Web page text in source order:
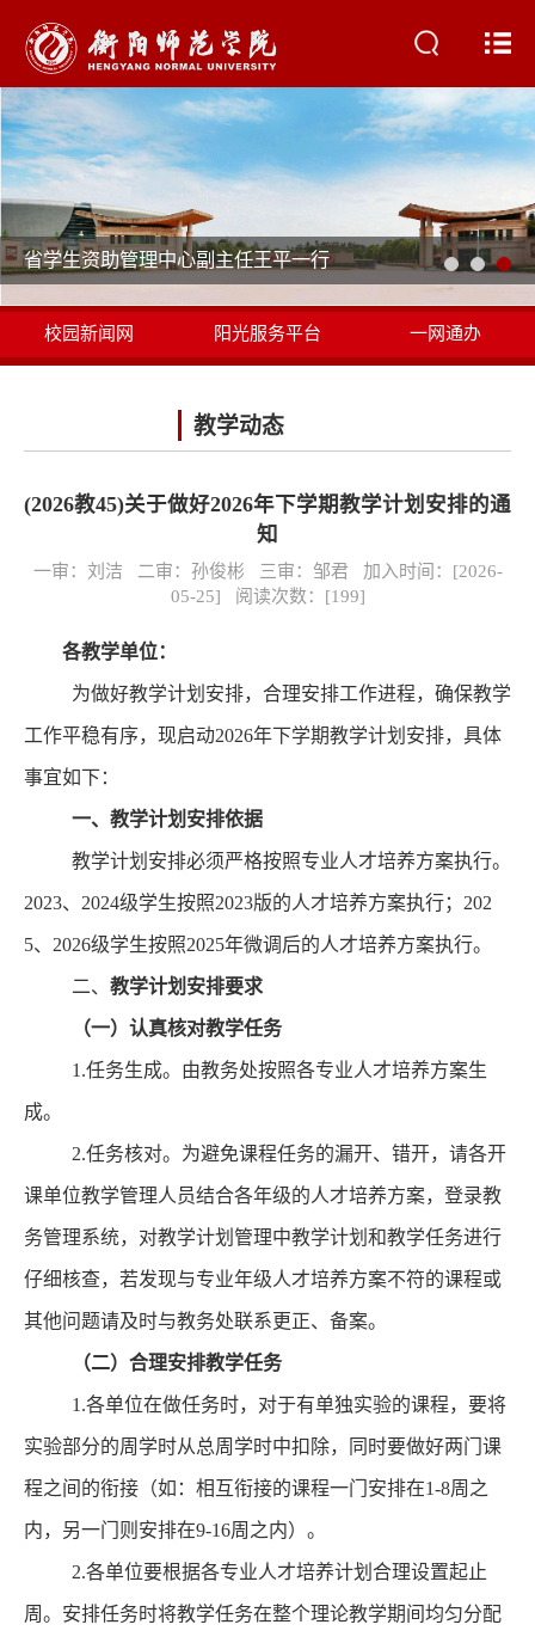
省学生资助管理中心副主任王平一行
校园新闻网 阳光服务平台 一网通办
教学动态
(2026教45)关于做好2026年下学期教学计划安排的通
知
一审：刘洁 二审：孙俊彬 三审：邹君 加入时间：[2026-
05-25] 阅读次数：[199]
各教学单位：
为做好教学计划安排，合理安排工作进程，确保教学
工作平稳有序，现启动2026年下学期教学计划安排，具体
事宜如下：
一、教学计划安排依据
教学计划安排必须严格按照专业人才培养方案执行。
2023、2024级学生按照2023版的人才培养方案执行； 202
5、2026级学生按照2025年微调后的人才培养方案执行。
二、 教学计划安排要求
（一）认真核对教学任务
1.任务生成。由教务处按照各专业人才培养方案生
成。
2.任务核对。为避免课程任务的漏开、错开，请各开
课单位教学管理人员结合各年级的人才培养方案，登录教
务管理系统，对教学计划管理中教学计划和教学任务进行
仔细核查，若发现与专业年级人才培养方案不符的课程或
其他问题请及时与教务处联系更正、备案。
（二）合理安排教学任务
1.各单位在做任务时，对于有单独实验的课程，要将
实验部分的周学时从总周学时中扣除，同时要做好两门课
程之间的衔接（如：相互衔接的课程一门安排在1-8周之
内，另一门则安排在9-16周之内）。
2.各单位要根据各专业人才培养计划合理设置起止
周。安排任务时将教学任务在整个理论教学期间均匀分配